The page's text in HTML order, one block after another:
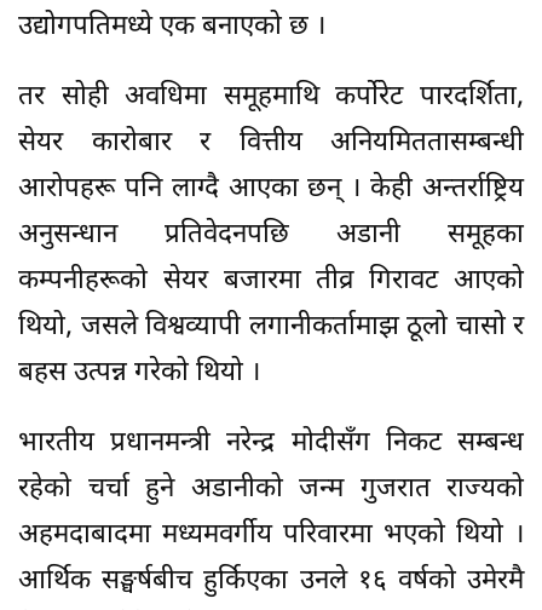
उद्योगपतिमध्ये एक बनाएको छ ।
तर सोही अवधिमा समूहमाथि कर्पोरेट पारदर्शिता,
सेयर कारोबार र वित्तीय अनियमिततासम्बन्धी
आरोपहरू पनि लाग्दै आएका छन् । केही अन्तर्राष्ट्रिय
अनुसन्धान प्रतिवेदनपछि अडानी समूहका
कम्पनीहरूको सेयर बजारमा तीव्र गिरावट आएको
थियो, जसले विश्वव्यापी लगानीकर्तामाझ ठूलो चासो र
बहस उत्पन्न गरेको थियो ।
भारतीय प्रधानमन्त्री नरेन्द्र मोदीसँग निकट सम्बन्ध
रहेको चर्चा हुने अडानीको जन्म गुजरात राज्यको
अहमदाबादमा मध्यमवर्गीय परिवारमा भएको थियो ।
आर्थिक सङ्घर्षबीच हुर्किएका उनले १६ वर्षको उमेरमै